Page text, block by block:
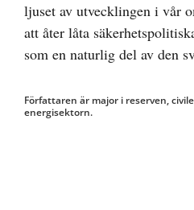
ljuset av utvecklingen i vår
att åter låta
som en naturlig del av den
Författaren är major i reserven,
energisektorn.